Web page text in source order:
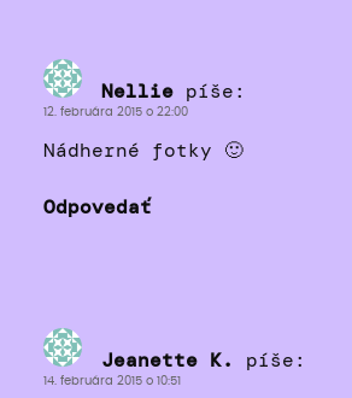
Nellie píše:
12. februára 2015 o 22:00
Nádherné fotky 🙂
Odpovedať
Jeanette K. píše:
14. februára 2015 o 10:51